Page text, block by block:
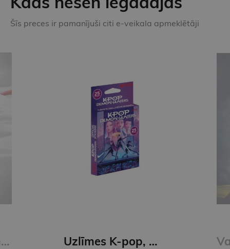
Šīs preces ir pamanījuši citi e-veikala apmeklētāji
Mīļotais (e-grāmata) Uzlīmes K-pop, Multipack